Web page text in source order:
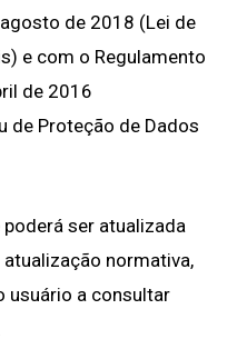
de 2018 (Lei de
e com o Regulamento
de 2016
de Proteção de Dados
ser atualizada
normativa,
usuário a consultar